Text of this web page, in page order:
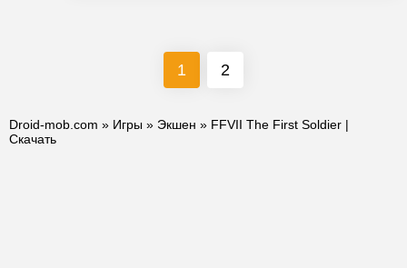
1 2
Droid-mob.com » Игры » Экшен » FFVII The First Soldier |
Скачать